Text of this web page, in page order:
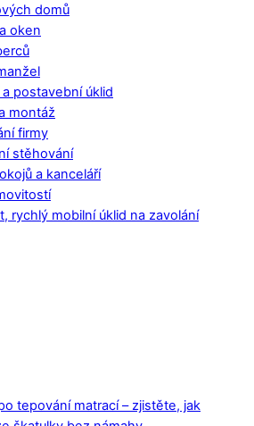
domů
oken
a postavební úklid
montáž
firmy
stěhování
a kanceláří
rychlý mobilní úklid na zavolání